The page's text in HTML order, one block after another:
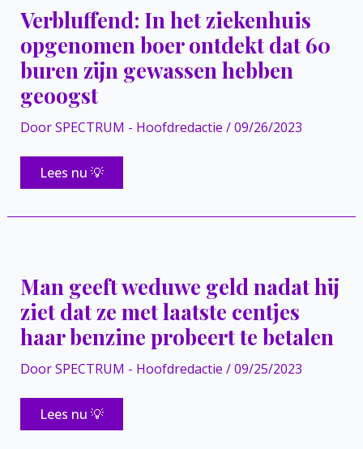
hun
kamers
te
brengen
en
had
idee
camera’s
hem
Verbluffend: In het ziekenhuis
opgenomen boer ontdekt dat 60
buren zijn gewassen hebben
geoogst
DoorSPECTRUM - Hoofdredactie /09/26/2023
Verbluffend:
In
opgenomen
60
buren
zijn
gewassen
hebben
geoogst
Lees nu 💡
Man geeft weduwe geld nadat hij
ziet dat ze met laatste centjes
haar benzine probeert te betalen
DoorSPECTRUM - Hoofdredactie /09/25/2023
Man
geeft
Lees nu 💡